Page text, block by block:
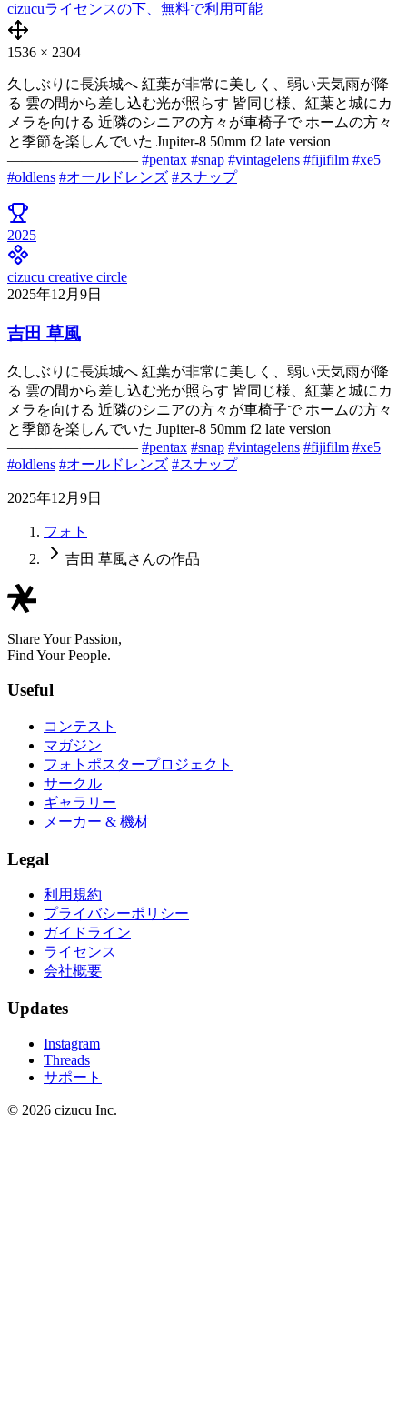
cizucuライセンスの下、無料で利用可能
1536 × 2304
久しぶりに長浜城へ 紅葉が非常に美しく、弱い天気雨が降
る 雲の間から差し込む光が照らす 皆同じ様、紅葉と城にカ
メラを向ける 近隣のシニアの方々が車椅子で ホームの方々
と季節を楽しんでいた Jupiter-8 50mm f2 late version
————————— #pentax #snap #vintagelens #fijifilm #xe5
#oldlens #オールドレンズ #スナップ
2025
cizucu creative circle
2025年12月9日
吉田 草風
久しぶりに長浜城へ 紅葉が非常に美しく、弱い天気雨が降
る 雲の間から差し込む光が照らす 皆同じ様、紅葉と城にカ
メラを向ける 近隣のシニアの方々が車椅子で ホームの方々
と季節を楽しんでいた Jupiter-8 50mm f2 late version
————————— #pentax #snap #vintagelens #fijifilm #xe5
#oldlens #オールドレンズ #スナップ
2025年12月9日
フォト
吉田 草風さんの作品
Share Your Passion,
Find Your People.
Useful
コンテスト
マガジン
フォトポスタープロジェクト
サークル
ギャラリー
メーカー & 機材
Legal
利用規約
プライバシーポリシー
ガイドライン
ライセンス
会社概要
Updates
Instagram
Threads
サポート
© 2026 cizucu Inc.